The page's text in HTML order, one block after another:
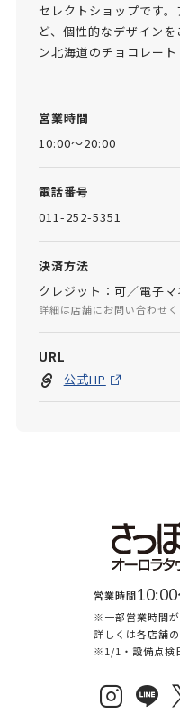
セレクトショップです
ど、個性的なデザイン
ン北海道のチョコレート
営業時間
10:00～20:00
電話番号
011-252-5351
決済方法
クレジット：可／電子
詳細は店舗にお問い合わせく
URL
公式HP
営業時間
※一部営業時間が
詳しくは各店舗
※1/1・設備点検